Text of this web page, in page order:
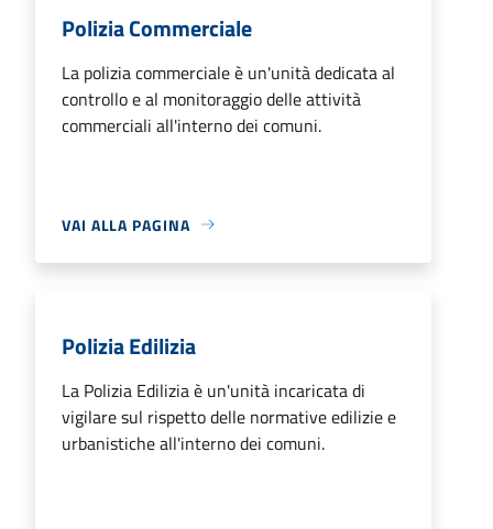
Polizia Commerciale
La polizia commerciale è un'unità dedicata al
controllo e al monitoraggio delle attività
commerciali all'interno dei comuni.
VAI ALLA PAGINA
Polizia Edilizia
La Polizia Edilizia è un'unità incaricata di
vigilare sul rispetto delle normative edilizie e
urbanistiche all'interno dei comuni.